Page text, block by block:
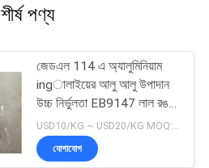
শীর্ষ পণ্য
জেডএল 114 এ অ্যালুমিনিয়াম
ingালাইয়ের আলু আলু উপাদান
উচ্চ নির্ভুলতা EB9147 লাল রঙ
14
USD10/KG ~ USD20/KG MOQ:50kg
যোগাযোগ